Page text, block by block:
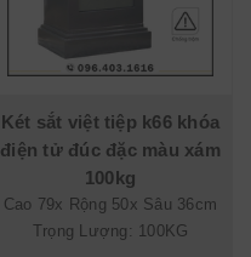
Két sắt việt tiệp k66 khóa
điện tử đúc đặc màu xám
100kg
Cao 79x Rộng 50x Sâu 36cm
Trọng Lượng: 100KG